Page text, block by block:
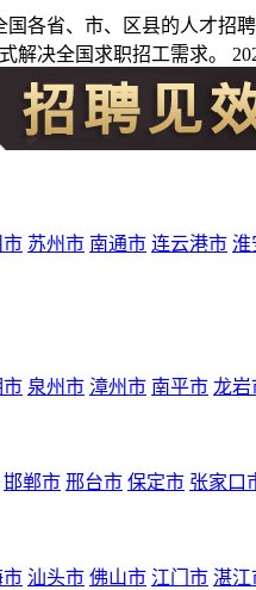
国各省、市、区县的人才
解决全国求职招工需求。
市 苏州市 南通市 连云港市 淮
市 泉州市 漳州市 南平市 龙岩
邯郸市 邢台市 保定市 张家口
市 汕头市 佛山市 江门市 湛江